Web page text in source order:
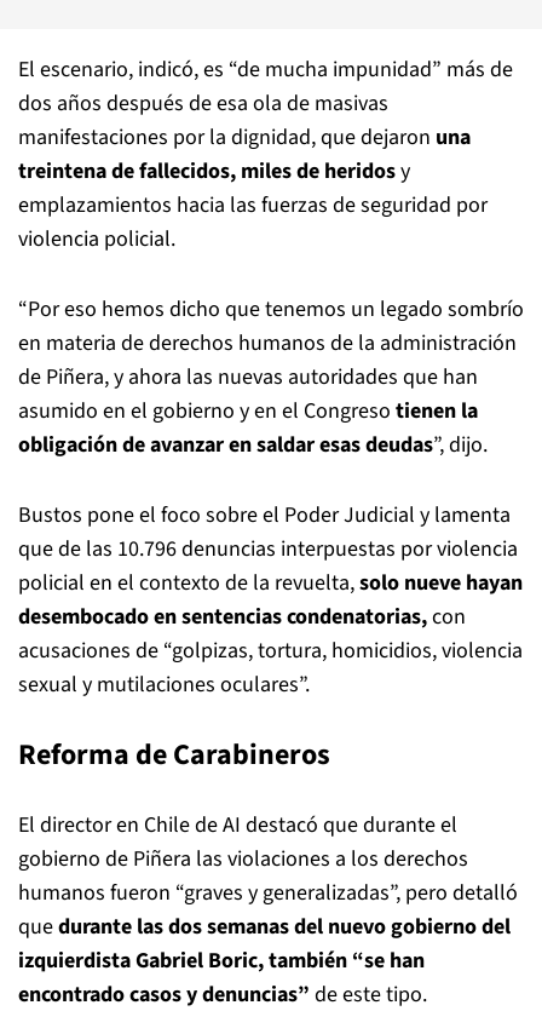
El escenario, indicó, es “de mucha impunidad” más de
dos años después de esa ola de masivas
manifestaciones por la dignidad, que dejaron una
treintena de fallecidos, miles de heridosy
emplazamientos hacia las fuerzas de seguridad por
violencia policial.
“Por eso hemos dicho que tenemos un legado sombrío
en materia de derechos humanos de la administración
de Piñera, y ahora las nuevas autoridades que han
asumido en el gobierno y en el Congreso tienen la
obligación de avanzar en saldar esas deudas”, dijo.
Bustos pone el foco sobre el Poder Judicial y lamenta
que de las 10.796 denuncias interpuestas por violencia
policial en el contexto de la revuelta,solo nueve hayan
desembocado en sentencias condenatorias,con
acusaciones de “golpizas, tortura, homicidios, violencia
sexual y mutilaciones oculares”.
Reforma de Carabineros
El director en Chile de AI destacó que durante el
gobierno de Piñera las violaciones a los derechos
humanos fueron “graves y generalizadas”, pero detalló
quedurante las dos semanas del nuevo gobierno del
izquierdista Gabriel Boric, también “se han
encontrado casos y denuncias” de este tipo.